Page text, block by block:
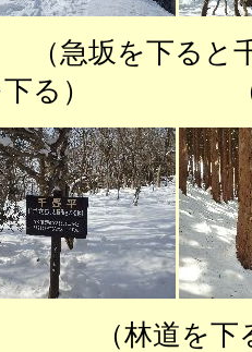
急坂を下
下る） （林
林道を下